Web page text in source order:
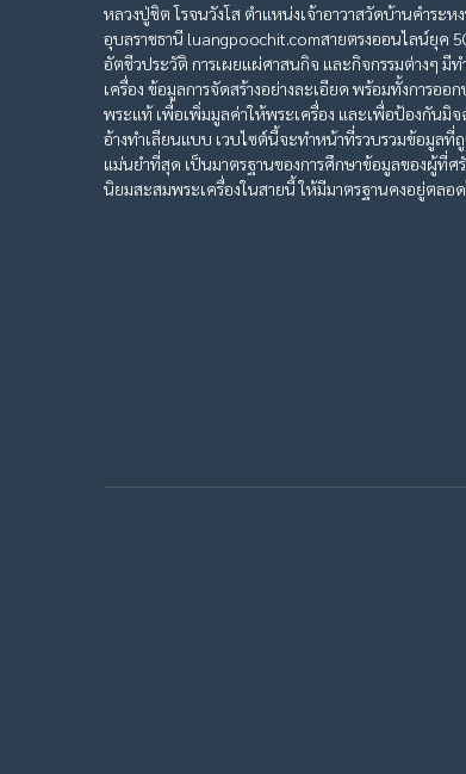
หลวงปู่ชิต โรจนวังโส ตำแหน่งเจ้าอาวาสวัดบ้านคำระห
อุบลราชธานี luangpoochit.comสายตรงออนไลน์ยุค
อัตชีวประวัติ การเผยแผ่ศาสนกิจ และกิจกรรมต่างๆ มี
เครื่อง ข้อมูลการจัดสร้างอย่างละเอียด พร้อมทั้งการออก
พระแท้ เพื่อเพิ่มมูลค่าให้พระเครื่อง และเพื่อป้องกันมิ
อ้างทำเลียนแบบ เวบไซต์นี้จะทำหน้าที่รวบรวมข้อมูลที่
แม่นยำที่สุด เป็นมาตรฐานของการศึกษาข้อมูลของผู้ที่ศ
นิยมสะสมพระเครื่องในสายนี้ ให้มีมาตรฐานคงอยู่ตลอ